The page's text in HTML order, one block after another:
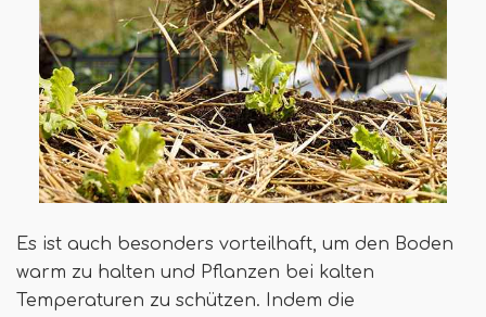
Es ist auch besonders vorteilhaft, um den Boden
warm zu halten und Pflanzen bei kalten
Temperaturen zu schützen. Indem die